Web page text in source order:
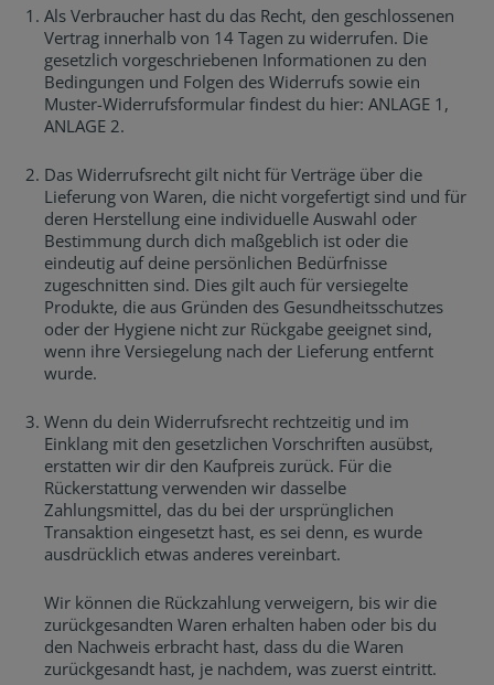
Als Verbraucher hast du das Recht, den geschlossenen
Vertrag innerhalb von 14 Tagen zu widerrufen. Die
gesetzlich vorgeschriebenen Informationen zu den
Bedingungen und Folgen des Widerrufs sowie ein
Muster-Widerrufsformular findest du hier: ANLAGE 1,
ANLAGE 2.
Das Widerrufsrecht gilt nicht für Verträge über die
Lieferung von Waren, die nicht vorgefertigt sind und für
deren Herstellung eine individuelle Auswahl oder
Bestimmung durch dich maßgeblich ist oder die
eindeutig auf deine persönlichen Bedürfnisse
zugeschnitten sind. Dies gilt auch für versiegelte
Produkte, die aus Gründen des Gesundheitsschutzes
oder der Hygiene nicht zur Rückgabe geeignet sind,
wenn ihre Versiegelung nach der Lieferung entfernt
wurde.
Wenn du dein Widerrufsrecht rechtzeitig und im
Einklang mit den gesetzlichen Vorschriften ausübst,
erstatten wir dir den Kaufpreis zurück. Für die
Rückerstattung verwenden wir dasselbe
Zahlungsmittel, das du bei der ursprünglichen
Transaktion eingesetzt hast, es sei denn, es wurde
ausdrücklich etwas anderes vereinbart.
Wir können die Rückzahlung verweigern, bis wir die
zurückgesandten Waren erhalten haben oder bis du
den Nachweis erbracht hast, dass du die Waren
zurückgesandt hast, je nachdem, was zuerst eintritt.